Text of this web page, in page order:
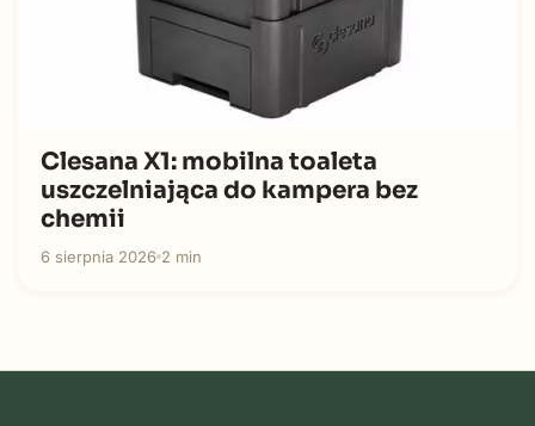
Clesana X1: mobilna toaleta
uszczelniająca do kampera bez
chemii
6 sierpnia 2026 2 min